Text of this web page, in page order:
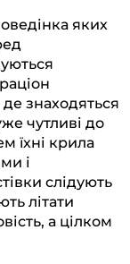
яких
знаходяться
чутливі до
їхні крила
і
слідують
літати
а цілком